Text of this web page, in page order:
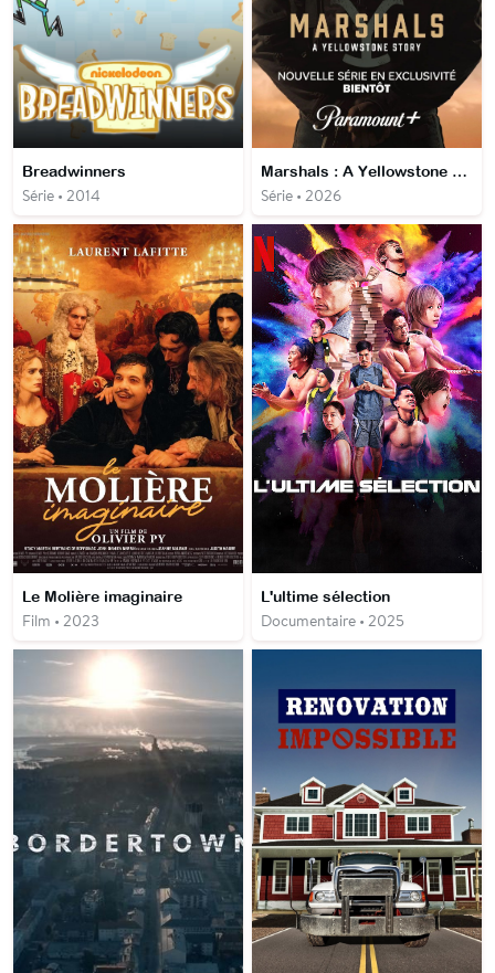
Breadwinners
Série • 2014
Marshals : A Yellowstone story
Série • 2026
Le Molière imaginaire
Film • 2023
L'ultime sélection
Documentaire • 2025